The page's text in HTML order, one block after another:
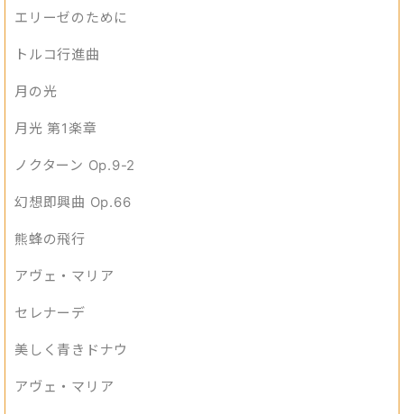
エリーゼのために
トルコ行進曲
月の光
月光 第1楽章
ノクターン Op.9-2
幻想即興曲 Op.66
熊蜂の飛行
アヴェ・マリア
セレナーデ
美しく青きドナウ
アヴェ・マリア